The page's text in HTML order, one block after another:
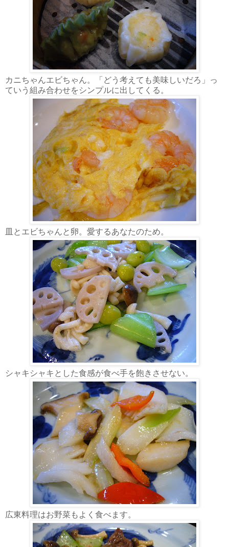
カニちゃんエビちゃん。「どう考えても美味しいだろ」っ
ていう組み合わせをシンプルに出してくる。
皿とエビちゃんと卵。愛するあなたのため。
シャキシャキとした食感が食べ手を飽きさせない。
広東料理はお野菜もよく食べます。